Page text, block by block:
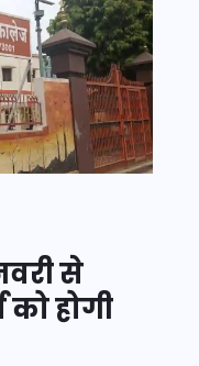
से
को होगी